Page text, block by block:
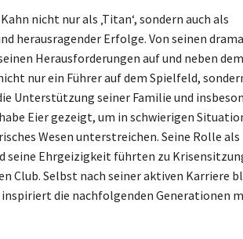
nicht nur als ‚Titan‘, sondern auch als
herausragender Erfolge. Von seinen
Herausforderungen auf und neben
nur ein Führer auf dem Spielfeld,
Unterstützung seiner Familie und
Eier gezeigt, um in schwierigen
Wesen unterstreichen. Seine Rolle als
seine Ehrgeizigkeit führten zu
Club. Selbst nach seiner aktiven Karriere
die nachfolgenden Generationen